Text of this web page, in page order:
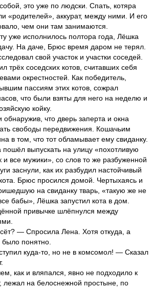
это уже по людски. Спать, котяра
«родителей», аккурат, между ними. И его
чем они там занимаются.
уже исполнилось полтора года, Лёшка
На даче, Брюс время даром не терял.
свой участок и участки соседей.
трёх соседских котов, считавших себя
окрестностей. Как победитель,
пассиям этих котов, сожрал
что были взяты для него на неделю и
койку.
что дверь заперта и окна
свободы передвижения. Кошачьим
в том, что тот обламывает ему свиданку.
выпускать на улицу «похотливую
и все мужики», со слов то же разбуженной
заснули, как их разбудил настойчивый
Брюс просился домой. Чертыхаясь и
на свиданку тварь, «такую же не
бабы», Лёшка запустил кота в дом.
привычке шлёпнулся между
— Спросила Лена. Хотя откуда, а
было понятно.
куда-то, но не в комсомол! — Сказал
как и вляпался, явно не подходило к
лежал на белоснежной простыне, по